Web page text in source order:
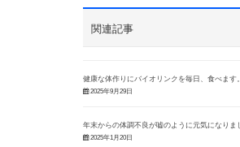
関連記事
健康な体作りにバイオリンクを毎日、食べま
2025年9月29日
年末からの体調不良が嘘のように元気になり
2025年1月20日